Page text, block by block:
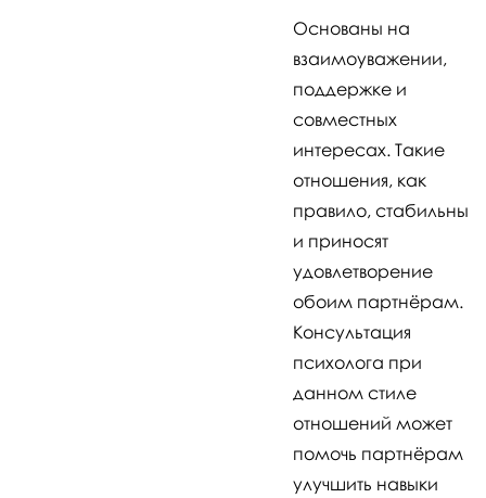
Основаны на
взаимоуважении,
поддержке и
совместных
интересах. Такие
отношения, как
правило, стабильны
и приносят
удовлетворение
обоим партнёрам.
Консультация
психолога при
данном стиле
отношений может
помочь партнёрам
улучшить навыки